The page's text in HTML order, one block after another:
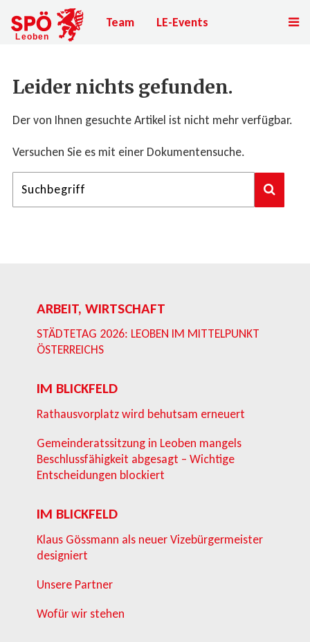
Team LE-Events
Leider nichts gefunden.
Der von Ihnen gesuchte Artikel ist nicht mehr verfügbar.
Versuchen Sie es mit einer Dokumentensuche.
ARBEIT, WIRTSCHAFT
STÄDTETAG 2026: LEOBEN IM MITTELPUNKT
ÖSTERREICHS
IM BLICKFELD
Rathausvorplatz wird behutsam erneuert
Gemeinderatssitzung in Leoben mangels
Beschlussfähigkeit abgesagt – Wichtige
Entscheidungen blockiert
IM BLICKFELD
Klaus Gössmann als neuer Vizebürgermeister
designiert
Unsere Partner
Wofür wir stehen